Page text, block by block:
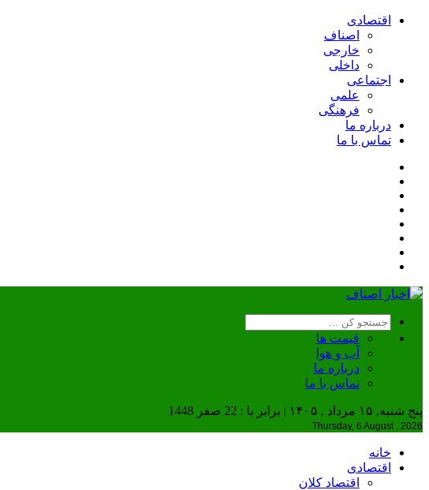
اقتصادی
اصناف
خارجی
داخلی
اجتماعی
علمی
فرهنگی
درباره ما
تماس با ما
قیمت ها
آب و هوا
درباره ما
تماس با ما
پنج شنبه, ۱۵ مرداد , ۱۴۰۵ | برابر با : 22 صفر 1448
Thursday, 6 August , 2026
خانه
اقتصادی
اقتصاد کلان